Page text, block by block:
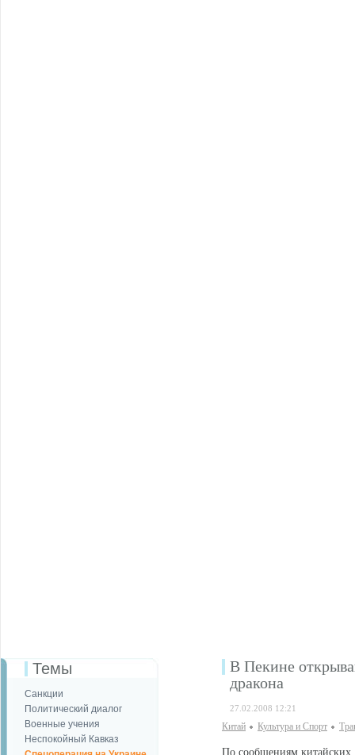
Темы
Санкции
Политический диалог
Военные учения
Неспокойный Кавказ
В Пекине
дракона
27.02.2008 12:21
Китай Культура и Спорт
По сообщениям